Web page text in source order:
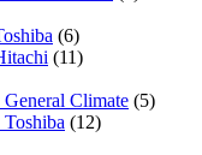
(6)
(11)
Climate (5)
(12)